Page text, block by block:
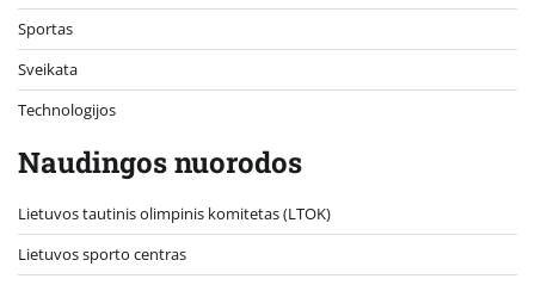
Sportas
Sveikata
Technologijos
Naudingos nuorodos
Lietuvos tautinis olimpinis komitetas (LTOK)
Lietuvos sporto centras